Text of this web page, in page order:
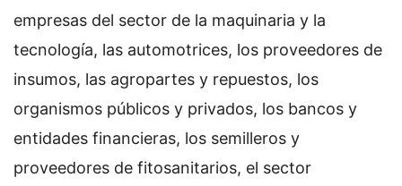
empresas del sector de la maquinaria y la
tecnología, las automotrices, los proveedores de
insumos, las agropartes y repuestos, los
organismos públicos y privados, los bancos y
entidades financieras, los semilleros y
proveedores de fitosanitarios, el sector